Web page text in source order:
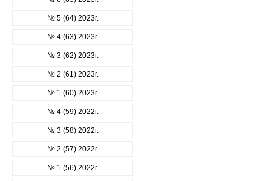
№ 5 (64) 2023г.
№ 4 (63) 2023г.
№ 3 (62) 2023г.
№ 2 (61) 2023г.
№ 1 (60) 2023г.
№ 4 (59) 2022г.
№ 3 (58) 2022г.
№ 2 (57) 2022г.
№ 1 (56) 2022г.